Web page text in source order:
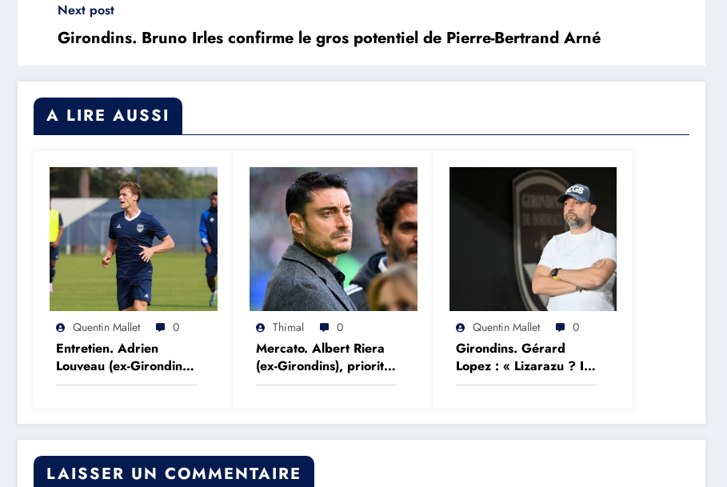
Next post
Girondins. Bruno Irles confirme le gros potentiel de Pierre-Bertrand Arné
A LIRE AUSSI
Quentin Mallet 0
Entretien. Adrien
Louveau (ex-Girondins)
: « Si on avait mieux
réalisé l’impensable »
Thimal 0
Mercato. Albert Riera
(ex-Girondins), priorité
d’un top club européen
Quentin Mallet 0
Girondins. Gérard
Lopez : « Lizarazu ? Il
devrait parler de foot
pas »
LAISSER UN COMMENTAIRE